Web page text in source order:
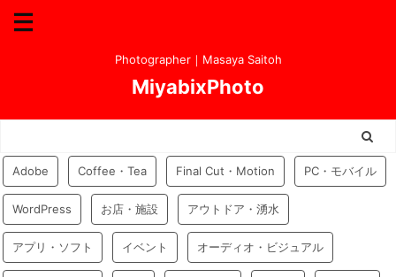
Photographer｜Masaya Saitoh
MiyabixPhoto
Adobe Coffee・Tea Final Cut・Motion PC・モバイル
WordPress お店・施設 アウトドア・湧水
アプリ・ソフト イベント オーディオ・ビジュアル